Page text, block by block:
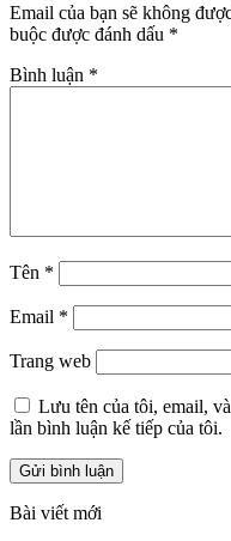
Email của bạn sẽ không
buộc được đánh dấu *
Bình luận *
Tên *
Email *
Trang web
Lưu tên của tôi, email,
lần bình luận kế tiếp của tôi.
Bài viết mới